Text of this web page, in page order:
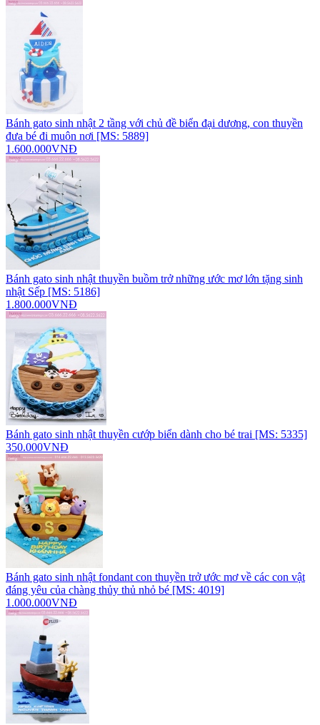
Bánh gato sinh nhật 2 tầng với chủ đề biển đại dương, con thuyền
đưa bé đi muôn nơi [MS: 5889]
1.600.000VNĐ
Bánh gato sinh nhật thuyền buồm trở những ước mơ lớn tặng sinh
nhật Sếp [MS: 5186]
1.800.000VNĐ
Bánh gato sinh nhật thuyền cướp biển dành cho bé trai [MS: 5335]
350.000VNĐ
Bánh gato sinh nhật fondant con thuyền trở ước mơ về các con vật
đáng yêu của chàng thủy thủ nhỏ bé [MS: 4019]
1.000.000VNĐ